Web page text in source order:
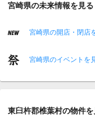
宮崎県の未来情報を見る
宮崎県の開店・閉店
宮崎県のイベントを
東臼杵郡椎葉村の物件を